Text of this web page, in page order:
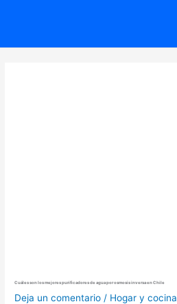
Cuáles son los mejores purificadores de agua por osmosis inversa en Chile
Deja un comentario / Hogar y cocina